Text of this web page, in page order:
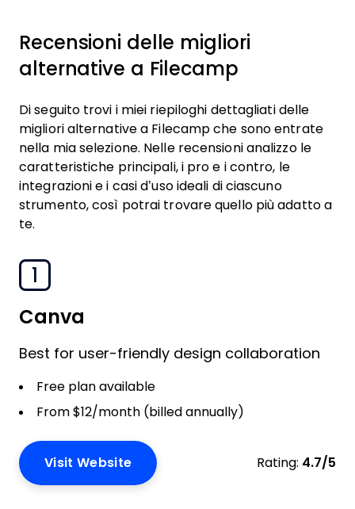
Recensioni delle migliori
alternative a Filecamp
Di seguito trovi i miei riepiloghi dettagliati delle
migliori alternative a Filecamp che sono entrate
nella mia selezione. Nelle recensioni analizzo le
caratteristiche principali, i pro e i contro, le
integrazioni e i casi d’uso ideali di ciascuno
strumento, così potrai trovare quello più adatto a
te.
1
Canva
Best for user-friendly design collaboration
Free plan available
From $12/month (billed annually)
Visit Website Rating: 4.7/5